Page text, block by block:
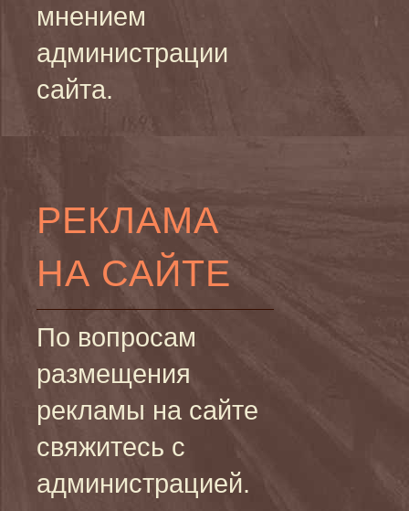
мнением
администрации
сайта.
РЕКЛАМА
НА САЙТЕ
По вопросам
размещения
рекламы на сайте
свяжитесь с
администрацией.